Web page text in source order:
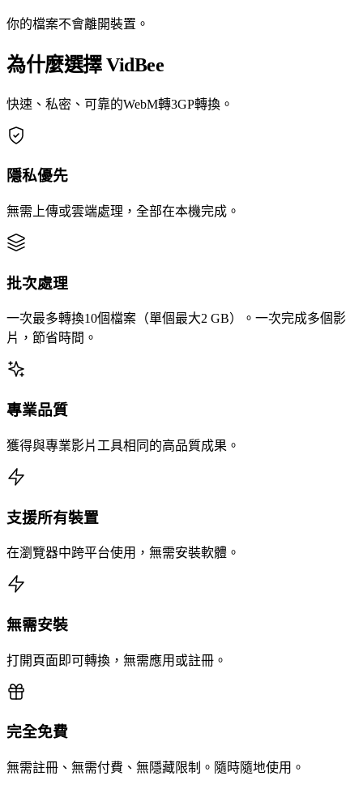
你的檔案不會離開裝置。
為什麼選擇 VidBee
快速、私密、可靠的WebM轉3GP轉換。
隱私優先
無需上傳或雲端處理，全部在本機完成。
批次處理
一次最多轉換10個檔案（單個最大2 GB）。一次完成多個影
片，節省時間。
專業品質
獲得與專業影片工具相同的高品質成果。
支援所有裝置
在瀏覽器中跨平台使用，無需安裝軟體。
無需安裝
打開頁面即可轉換，無需應用或註冊。
完全免費
無需註冊、無需付費、無隱藏限制。隨時隨地使用。